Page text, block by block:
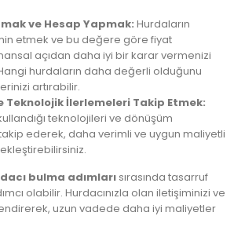
ve Hesap Yapmak: Hurdaların
etmek ve bu değere göre fiyat
açıdan daha iyi bir karar vermenizi
hurdaların daha değerli olduğunu
artırabilir.
Teknolojik İlerlemeleri Takip Etmek:
teknolojileri ve dönüşüm
ederek, daha verimli ve uygun maliyetli
bulma adımları sırasında tasarruf
olabilir. Hurdacınızla olan iletişiminizi ve
uzun vadede daha iyi maliyetler